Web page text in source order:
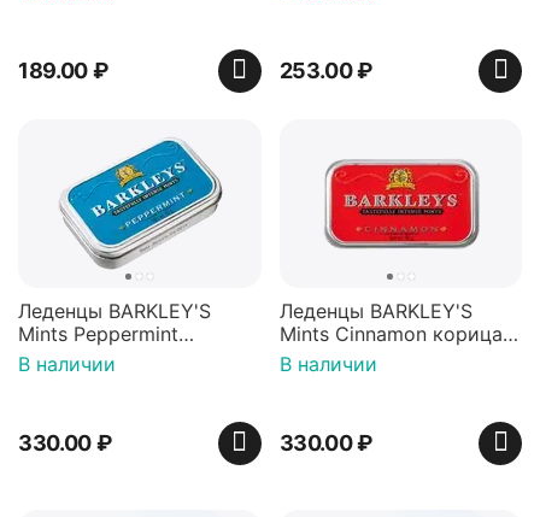
Пакистан
189.00₽
12г, Китай
253.00₽
Леденцы BARKLEY'S
Mints Peppermint
перечная мята 50г,
Нидерланды
В наличии
330.00₽
Леденцы BARKLEY'S
Mints Cinnamon корица
50г, Нидерланды
В наличии
330.00₽